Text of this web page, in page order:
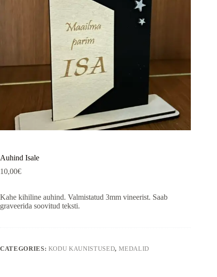
Auhind Isale
10,00€
Kahe kihiline auhind. Valmistatud 3mm vineerist. Saab
graveerida soovitud teksti.
CATEGORIES: KODU KAUNISTUSED, MEDALID